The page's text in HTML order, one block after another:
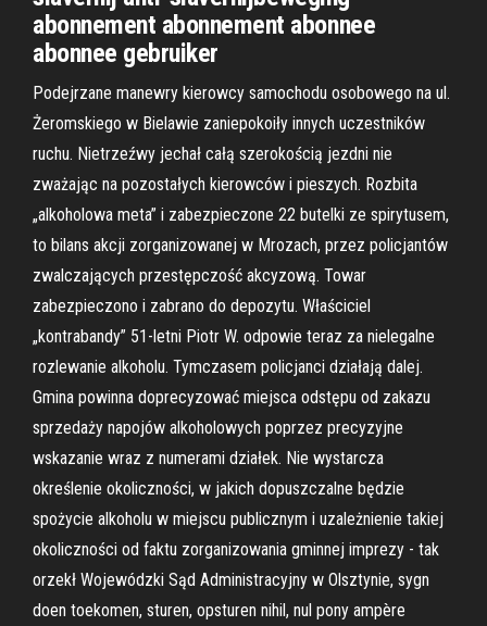
abonnement abonnement abonnee
abonnee gebruiker
Podejrzane manewry kierowcy samochodu osobowego na ul.
Żeromskiego w Bielawie zaniepokoiły innych uczestników
ruchu. Nietrzeźwy jechał całą szerokością jezdni nie
zważając na pozostałych kierowców i pieszych. Rozbita
„alkoholowa meta” i zabezpieczone 22 butelki ze spirytusem,
to bilans akcji zorganizowanej w Mrozach, przez policjantów
zwalczających przestępczość akcyzową. Towar
zabezpieczono i zabrano do depozytu. Właściciel
„kontrabandy” 51-letni Piotr W. odpowie teraz za nielegalne
rozlewanie alkoholu. Tymczasem policjanci działają dalej.
Gmina powinna doprecyzować miejsca odstępu od zakazu
sprzedaży napojów alkoholowych poprzez precyzyjne
wskazanie wraz z numerami działek. Nie wystarcza
określenie okoliczności, w jakich dopuszczalne będzie
spożycie alkoholu w miejscu publicznym i uzależnienie takiej
okoliczności od faktu zorganizowania gminnej imprezy - tak
orzekł Wojewódzki Sąd Administracyjny w Olsztynie, sygn
doen toekomen, sturen, opsturen nihil, nul pony ampère